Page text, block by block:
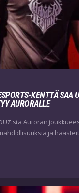
KENTTÄ SAA
AURORALLE
Auroran
ja